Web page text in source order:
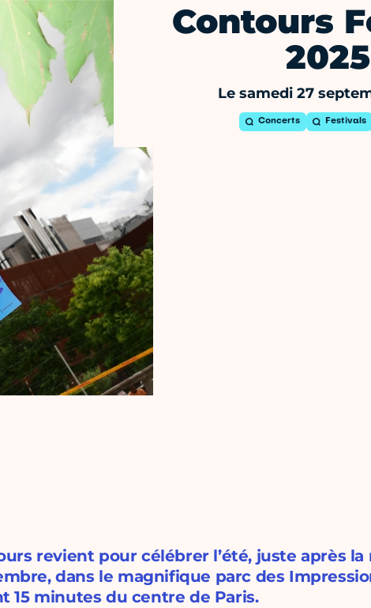
Contours
2025
Le samedi 27
Concerts Festivals
revient pour célébrer l’été, juste après la
dans le magnifique parc des
15 minutes du centre de Paris.